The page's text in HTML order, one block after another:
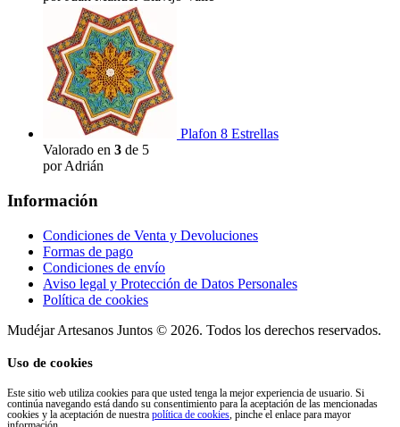
Plafon 8 Estrellas
Valorado en 3 de 5
por Adrián
Información
Condiciones de Venta y Devoluciones
Formas de pago
Condiciones de envío
Aviso legal y Protección de Datos Personales
Política de cookies
Mudéjar Artesanos Juntos © 2026. Todos los derechos reservados.
Uso de cookies
Este sitio web utiliza cookies para que usted tenga la mejor experiencia de usuario. Si
continúa navegando está dando su consentimiento para la aceptación de las mencionadas
cookies y la aceptación de nuestra política de cookies , pinche el enlace para mayor